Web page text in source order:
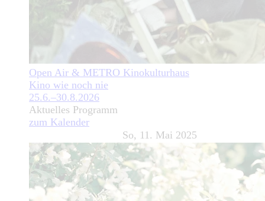
Open Air & METRO Kinokulturhaus
Kino wie noch nie
25.6.–30.8.2026
Aktuelles Programm
zum Kalender
So, 11. Mai 2025